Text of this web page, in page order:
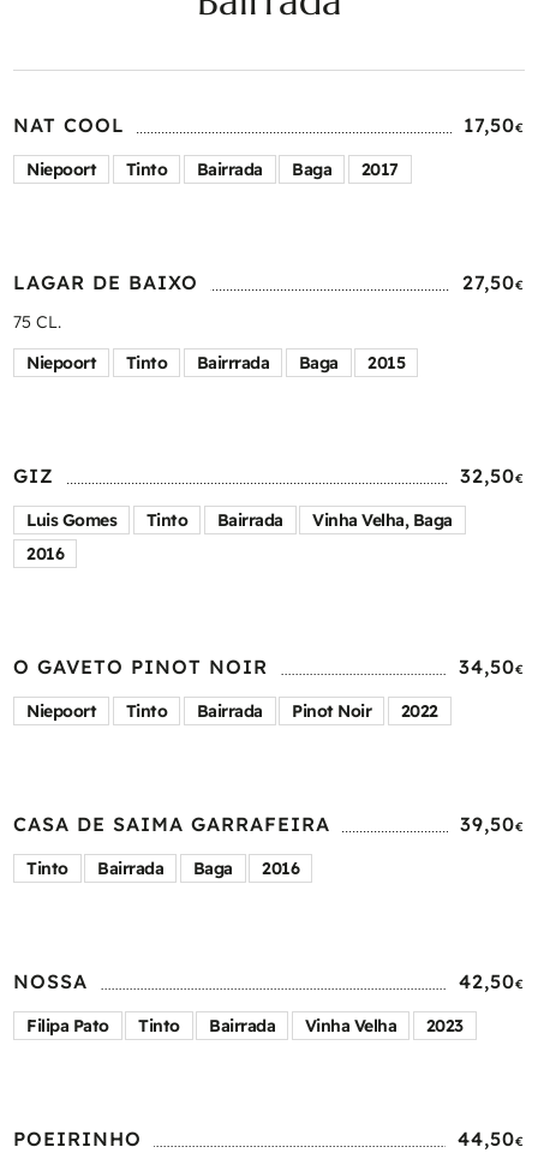
NAT COOL 17,50€
Niepoort Tinto Bairrada Baga 2017
LAGAR DE BAIXO 27,50€
75 CL.
Niepoort
Tinto Bairrrada Baga 2015
GIZ 32,50€
Luis Gomes Tinto Bairrada
Vinha Velha, Baga
2016
O GAVETO PINOT NOIR 34,50€
Niepoort Tinto Bairrada Pinot Noir 2022
CASA DE SAIMA GARRAFEIRA 39,50€
Tinto Bairrada Baga 2016
NOSSA 42,50€
Filipa Pato Tinto Bairrada Vinha Velha 2023
POEIRINHO 44,50€